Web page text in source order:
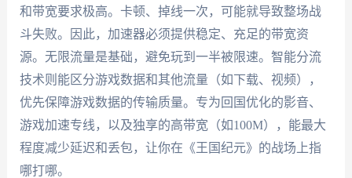
和带宽要求极高。卡顿、掉线一次，可能就导致整场战
斗失败。因此，加速器必须提供稳定、充足的带宽资
源。无限流量是基础，避免玩到一半被限速。智能分流
技术则能区分游戏数据和其他流量（如下载、视频），
优先保障游戏数据的传输质量。专为回国优化的影音、
游戏加速专线，以及独享的高带宽（如100M），能最大
程度减少延迟和丢包，让你在《王国纪元》的战场上指
哪打哪。